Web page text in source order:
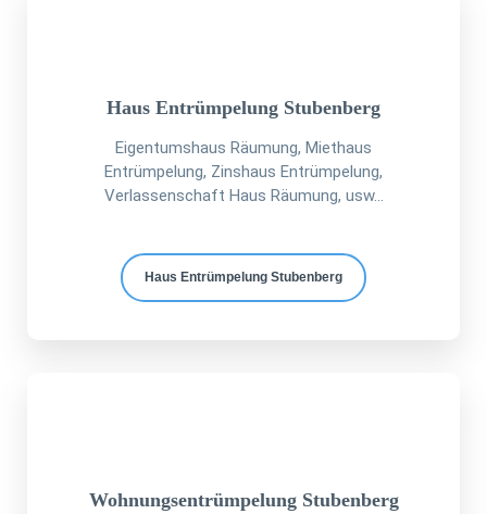
Haus Entrümpelung Stubenberg
Eigentumshaus Räumung, Miethaus
Entrümpelung, Zinshaus Entrümpelung,
Verlassenschaft Haus Räumung, usw...
Haus Entrümpelung Stubenberg
Wohnungsentrümpelung Stubenberg